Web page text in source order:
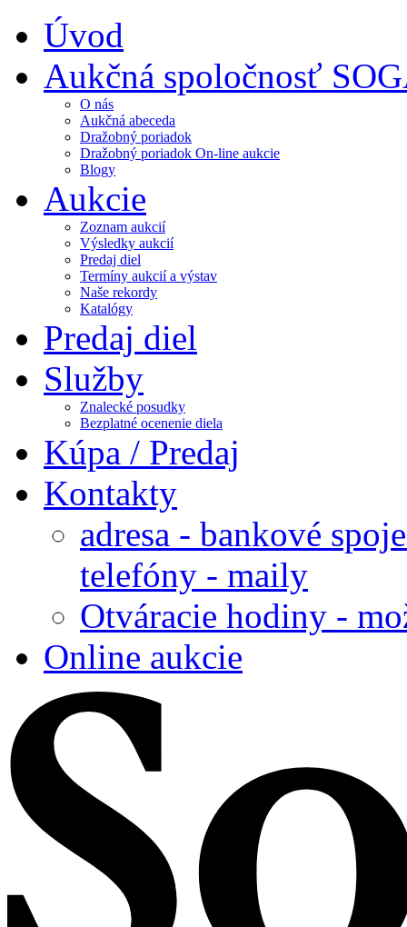
Úvod
Aukčná spoločnosť
O nás
Aukčná abeceda
Dražobný poriadok
Dražobný poriadok On-line aukcie
Blogy
Aukcie
Zoznam aukcií
Výsledky aukcií
Predaj diel
Termíny aukcií a výstav
Naše rekordy
Katalógy
Predaj diel
Služby
Znalecké posudky
Bezplatné ocenenie diela
Kúpa / Predaj
Kontakty
adresa - bankové
telefóny - maily
Otváracie hodiny -
Online aukcie